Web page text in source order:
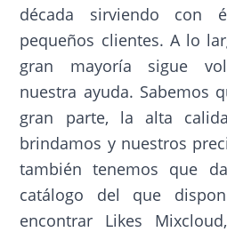
década sirviendo con
pequeños clientes. A lo
gran mayoría sigue
nuestra ayuda. Sabemos
gran parte, la alta
brindamos y nuestros
también tenemos que
catálogo del que
encontrar Likes